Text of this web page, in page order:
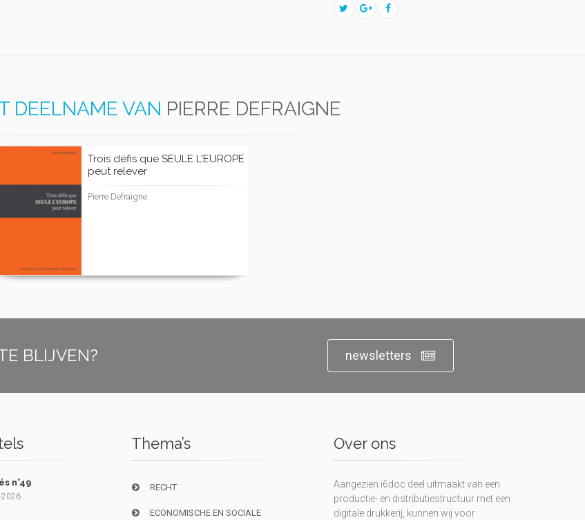
DEELNAME VAN PIERRE DEFRAIGNE
Trois défis que SEULE L'EUROPE
peut relever
Pierre Defraigne
BLIJVEN? newsletters
n°49
2026
Thema’s
RECHT
ECONOMISCHE EN SOCIALE
Over ons
Aangezien i6doc deel uitmaakt van een
productie- en distributiestructuur met een
digitale drukkerij, kunnen wij voor